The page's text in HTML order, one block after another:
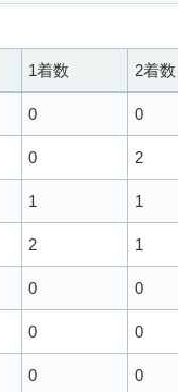
1着数 2着数
0 0
0 2
1 1
2 1
0 0
0 0
0 0